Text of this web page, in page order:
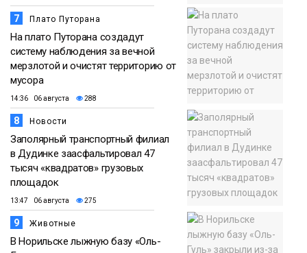
7 Плато Путорана
На плато Путорана создадут
систему наблюдения за вечной
мерзлотой и очистят территорию от
мусора
14:36 06 августа 288
8 Новости
Заполярный транспортный филиал
в Дудинке заасфальтировал 47
тысяч «квадратов» грузовых
площадок
13:47 06 августа 275
9 Животные
В Норильске лыжную базу «Оль-